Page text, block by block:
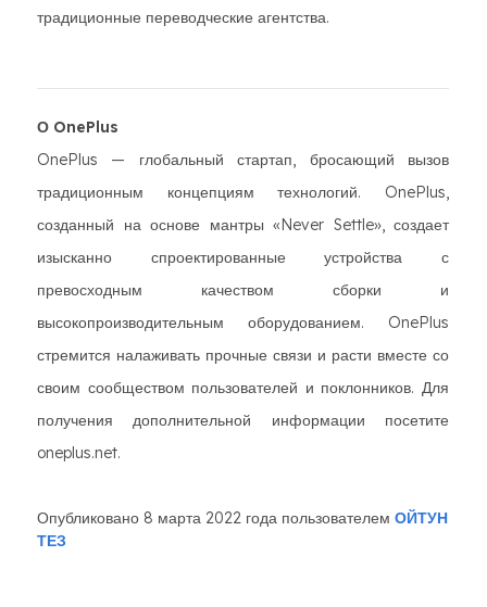
традиционные переводческие агентства.
О OnePlus
OnePlus — глобальный стартап, бросающий вызов
традиционным концепциям технологий. OnePlus,
созданный на основе мантры «Never Settle», создает
изысканно спроектированные устройства с
превосходным качеством сборки и
высокопроизводительным оборудованием. OnePlus
стремится налаживать прочные связи и расти вместе со
своим сообществом пользователей и поклонников. Для
получения дополнительной информации посетите
oneplus.net.
Опубликовано 8 марта 2022 года пользователем ОЙТУН
ТЕЗ